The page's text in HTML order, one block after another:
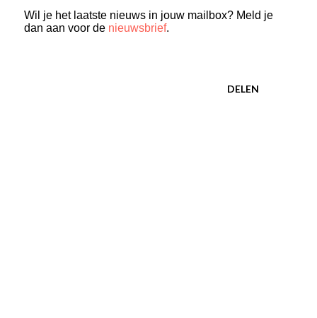
Wil je het laatste nieuws in jouw mailbox? Meld je
dan aan voor de nieuwsbrief.
DELEN